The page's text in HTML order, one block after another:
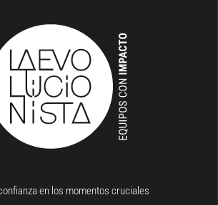
en los momentos cruciales